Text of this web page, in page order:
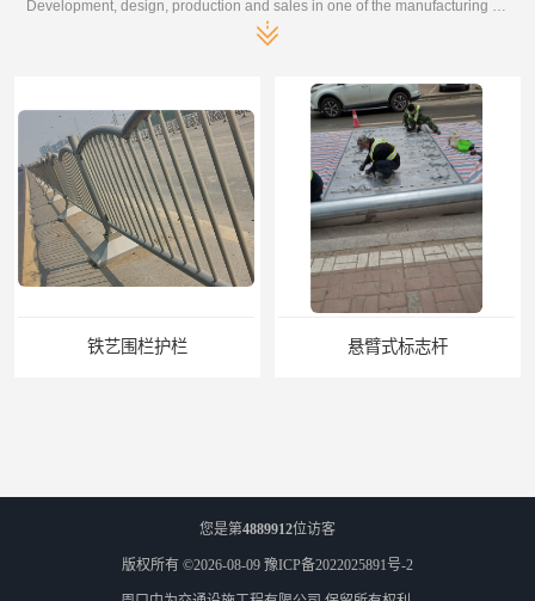
铁艺围栏护栏 悬臂式标志杆
您是第4889912位访客
版权所有 ©2026-08-09 豫ICP备2022025891号-2